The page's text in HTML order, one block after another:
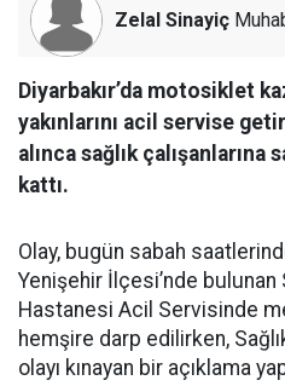
Zelal Sinayiç
Diyarbakır’da motosiklet
yakınlarını acil servise
alınca sağlık çalışanlarına
kattı.
Olay, bugün sabah
Yenişehir İlçesi’nde
Hastanesi Acil Servisinde
hemşire darp edilirken,
olayı kınayan bir açıklama